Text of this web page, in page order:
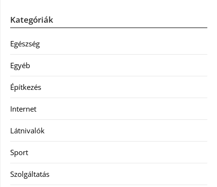
Kategóriák
Egészség
Egyéb
Építkezés
Internet
Látnivalók
Sport
Szolgáltatás